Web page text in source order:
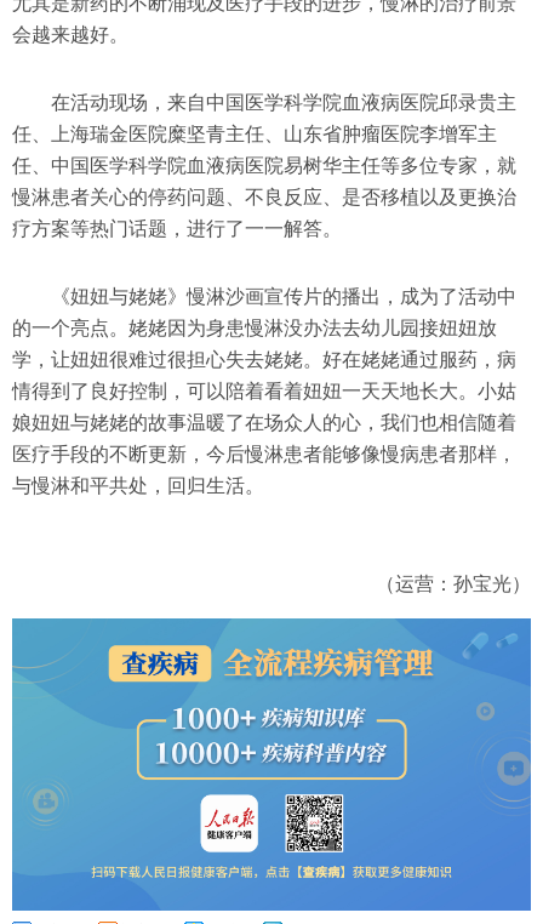
会越来越好。
在活动现场，来自中国医学科学院血液病医院邱录贵主
任、上海瑞金医院糜坚青主任、山东省肿瘤医院李增军主
任、中国医学科学院血液病医院易树华主任等多位专家，就
慢淋患者关心的停药问题、不良反应、是否移植以及更换治
疗方案等热门话题，进行了一一解答。
《妞妞与姥姥》慢淋沙画宣传片的播出，成为了活动中
的一个亮点。姥姥因为身患慢淋没办法去幼儿园接妞妞放
学，让妞妞很难过很担心失去姥姥。好在姥姥通过服药，病
情得到了良好控制，可以陪着看着妞妞一天天地长大。小姑
娘妞妞与姥姥的故事温暖了在场众人的心，我们也相信随着
医疗手段的不断更新，今后慢淋患者能够像慢病患者那样，
与慢淋和平共处，回归生活。
（运营：孙宝光）